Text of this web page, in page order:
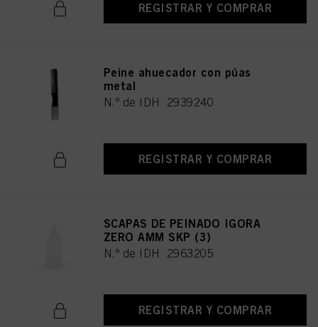
REGISTRAR Y COMPRAR
Peine ahuecador con púas
metal
N.º de IDH 2939240
REGISTRAR Y COMPRAR
SCAPAS DE PEINADO IGORA
ZERO AMM SKP (3)
N.º de IDH 2963205
REGISTRAR Y COMPRAR